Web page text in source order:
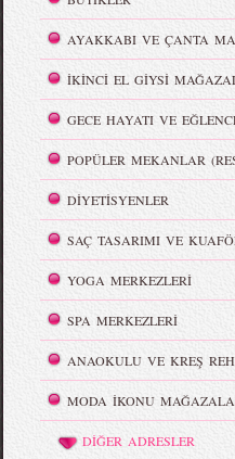
AYAKKABI VE ÇANTA
İKİNCİ EL GİYSİ
GECE HAYATI VE
POPÜLER MEKANLAR
DİYETİSYENLER
SAÇ TASARIMI VE
YOGA MERKEZLERİ
SPA MERKEZLERİ
ANAOKULU VE KREŞ
MODA İKONU
DİĞER ADRESLER